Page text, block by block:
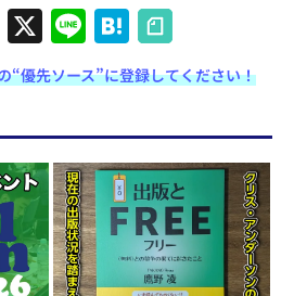
T
h
re
a
d
s
X Li
n
e
H
at
e
n
a
“優先ソース”に登録してください！